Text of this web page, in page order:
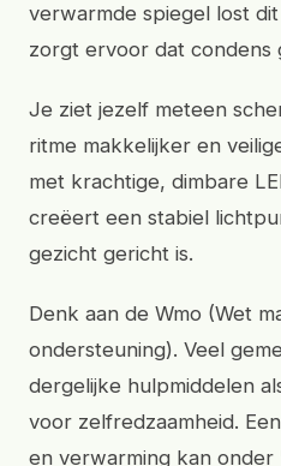
verwarmde spiegel lost
zorgt ervoor dat condens
Je ziet jezelf meteen
ritme makkelijker en
met krachtige, dimbare
creëert een stabiel
gezicht gericht is.
Denk aan de Wmo (Wet
ondersteuning). Veel
dergelijke hulpmiddelen
voor zelfredzaamheid.
en verwarming kan onder